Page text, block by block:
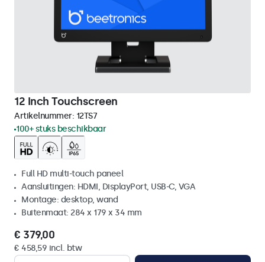
12 Inch Touchscreen
Artikelnummer: 12TS7
100+ stuks beschikbaar
Full HD multi-touch paneel
Aansluitingen: HDMI, DisplayPort, USB-C, VGA
Montage: desktop, wand
Buitenmaat: 284 x 179 x 34 mm
€ 379,00
€ 458,59 incl. btw